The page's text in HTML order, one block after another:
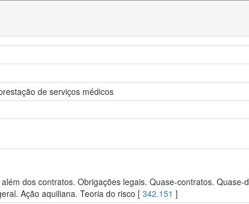
de serviços médicos
dos contratos. Obrigações legais. Quase-contratos.
Ação aquiliana. Teoria do risco [ 342.151 ]